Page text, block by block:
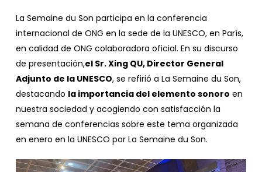
La Semaine du Son participa en la conferencia
internacional de ONG en la sede de la UNESCO, en París,
en calidad de ONG colaboradora oficial. En su discurso
de presentación,el Sr. Xing QU, Director General
Adjunto de la UNESCO, se refirió a La Semaine du Son,
destacando la importancia del elemento sonoro en
nuestra sociedad y acogiendo con satisfacción la
semana de conferencias sobre este tema organizada
en enero en la UNESCO por La Semaine du Son.